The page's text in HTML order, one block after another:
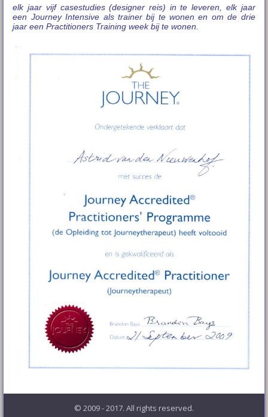
elk jaar vijf casestudies (designer reis) in te leveren, elk jaar
een Journey Intensive als trainer bij te wonen en om de drie
jaar een Practitioners Training week bij te wonen.
© 2009 - 2017. All rights reserved.